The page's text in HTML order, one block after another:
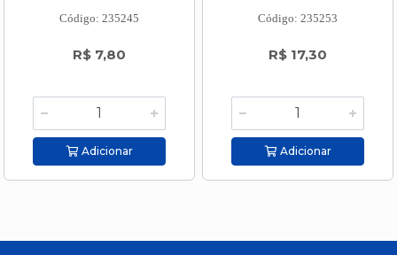
Código: 235245
R$ 7,80
Adicionar
Código: 235253
R$ 17,30
Adicionar